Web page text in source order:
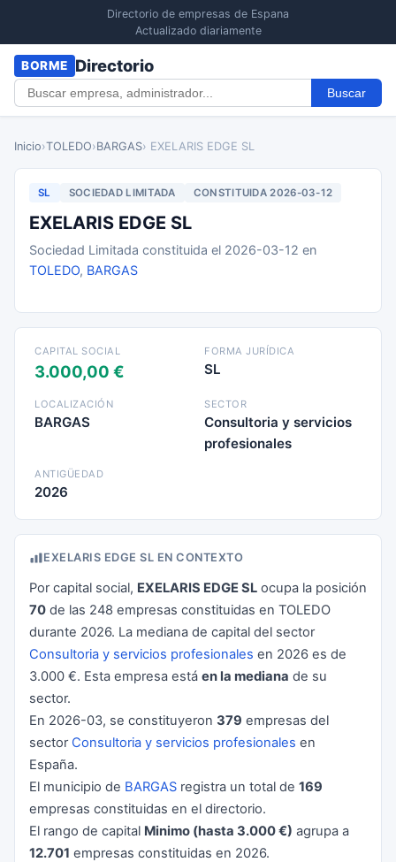
Directorio de empresas de Espana
Actualizado diariamente
BORME Directorio
Buscar
Inicio›TOLEDO›BARGAS› EXELARIS EDGE SL
SL SOCIEDAD LIMITADA CONSTITUIDA 2026-03-12
EXELARIS EDGE SL
Sociedad Limitada constituida el 2026-03-12 en
TOLEDO, BARGAS
CAPITAL SOCIAL
3.000,00 €
FORMA JURÍDICA
SL
LOCALIZACIÓN
BARGAS
SECTOR
Consultoria y servicios
profesionales
ANTIGÜEDAD
2026
EXELARIS EDGE SL EN CONTEXTO
Por capital social, EXELARIS EDGE SL ocupa la posición
70 de las 248 empresas constituidas en TOLEDO
durante 2026. La mediana de capital del sector
Consultoria y servicios profesionales en 2026 es de
3.000 €. Esta empresa está en la mediana de su
sector.
En 2026-03, se constituyeron 379 empresas del
sector Consultoria y servicios profesionales en
España.
El municipio de BARGAS registra un total de 169
empresas constituidas en el directorio.
El rango de capital Minimo (hasta 3.000 €) agrupa a
12.701 empresas constituidas en 2026.